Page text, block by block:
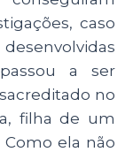
caso
a ser
no
filha de um
ela não